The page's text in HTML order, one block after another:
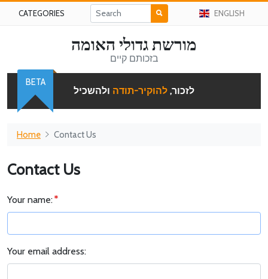
CATEGORIES ENGLISH
מורשת גדולי האומה
בזכותם קיים
לזכור, להוקיר-תודה ולהשכיל
BETA
Home Contact Us
Contact Us
Your name:
Your email address: